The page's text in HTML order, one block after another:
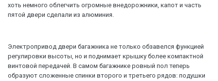
хоть немного облегчить огромные внедорожники, капот и часть
пятой двери сделали из алюминия.
Электропривод двери багажника не только обзавелся функцией
регулировки высоты, но и поднимает крышку более компактной
винтовой передачей. В самом багажнике ровный пол теперь
образуют сложенные спинки второго и третьего рядов: подушки